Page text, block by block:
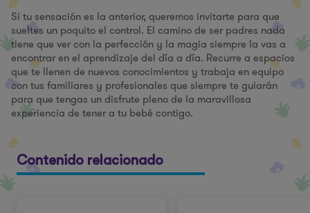
Si tu sensación es la anterior, queremos invitarte para que
sueltes un poquito el control. El camino de ser padres nada
tiene que ver con la perfección y la magia siempre la vas a
encontrar en el aprendizaje del día a día. Recurre a espacios
que te llenen de nuevos conocimientos y trabaja en equipo
con tus familiares y profesionales que siempre te guiarán
para que tengas un disfrute pleno de la maravillosa
experiencia de tener a tu bebé contigo.
Contenido relacionado